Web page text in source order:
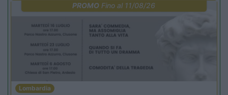
PROMO Fino al 11/08/26
Lombardia